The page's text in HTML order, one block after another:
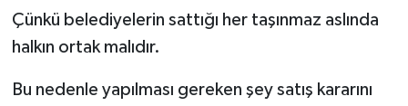
Çünkü belediyelerin sattığı her taşınmaz aslında
halkın ortak malıdır.
Bu nedenle yapılması gereken şey satış kararını